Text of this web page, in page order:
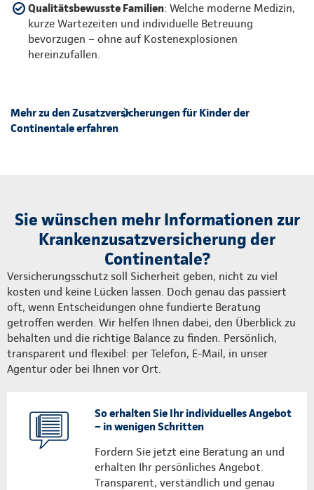
Qualitätsbewusste Familien: Welche moderne Medizin,
kurze Wartezeiten und individuelle Betreuung
bevorzugen – ohne auf Kostenexplosionen
hereinzufallen.
Mehr zu den Zusatzversicherungen für Kinder der
Continentale erfahren
Sie wünschen mehr Informationen zur
Krankenzusatzversicherung der
Continentale?
Versicherungsschutz soll Sicherheit geben, nicht zu viel
kosten und keine Lücken lassen. Doch genau das passiert
oft, wenn Entscheidungen ohne fundierte Beratung
getroffen werden. Wir helfen Ihnen dabei, den Überblick zu
behalten und die richtige Balance zu finden. Persönlich,
transparent und flexibel: per Telefon, E-Mail, in unser
Agentur oder bei Ihnen vor Ort.
So erhalten Sie Ihr individuelles Angebot
– in wenigen Schritten
Fordern Sie jetzt eine Beratung an und
erhalten Ihr persönliches Angebot.
Transparent, verständlich und genau